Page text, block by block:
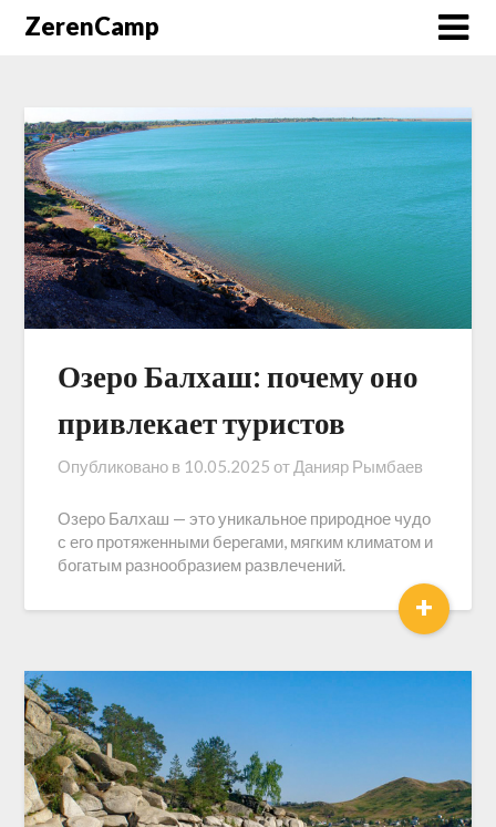
ZerenCamp
Озеро Балхаш: почему оно
привлекает туристов
Опубликовано в 10.05.2025 от Данияр Рымбаев
Озеро Балхаш — это уникальное природное чудо
с его протяженными берегами, мягким климатом и
богатым разнообразием развлечений.
+